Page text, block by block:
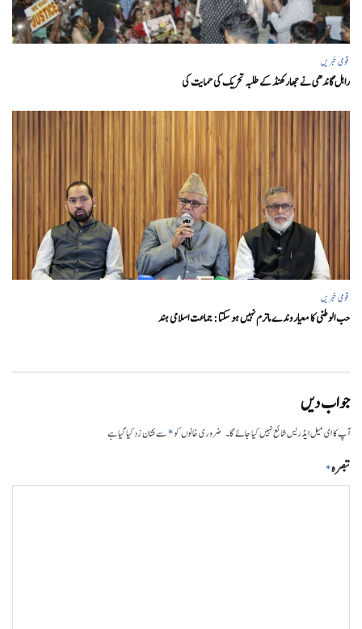
قومی خبریں
راہل گاندھی نے جھارکھنڈ کے طلبہ تحریک کی حمایت کی
قومی خبریں
حب الوطنی کا معیار وندے ماترم نہیں ہو سکتا : جماعت اسلامی ہند
جواب دیں
آپ کا ای میل ایڈریس شائع نہیں کیا جائے گا۔ ضروری خانوں کو*سے نشان زد کیا گیا ہے
تبصرہ*